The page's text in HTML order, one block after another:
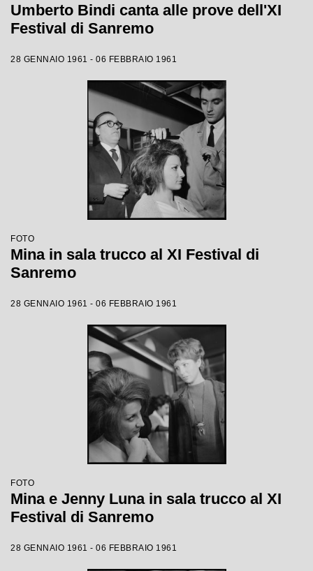
Umberto Bindi canta alle prove dell'XI
Festival di Sanremo
28 GENNAIO 1961 - 06 FEBBRAIO 1961
FOTO
Mina in sala trucco al XI Festival di
Sanremo
28 GENNAIO 1961 - 06 FEBBRAIO 1961
FOTO
Mina e Jenny Luna in sala trucco al XI
Festival di Sanremo
28 GENNAIO 1961 - 06 FEBBRAIO 1961